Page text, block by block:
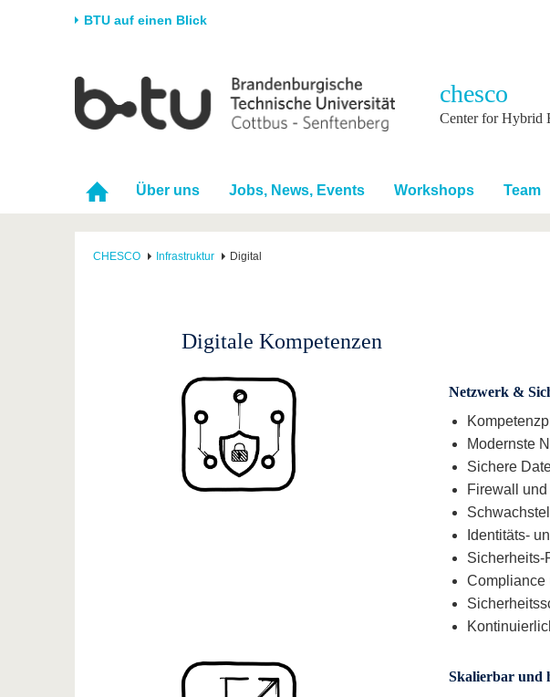
BTU auf einen Blick
Universität
Karriere & Engagement
Forschung
Förderung
Studium
Im Studium
chesco
Center for Hybrid
Über uns Jobs, News, Events Workshops Team
CHESCO Infrastruktur Digital
Digitale Kompetenzen
Netzwerk &
Modernste
Sichere
Firewall
Identitäts-
Sicherheits-
Compliance
Skalierbar und